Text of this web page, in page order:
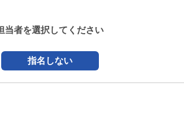
当者を選択してください
指名しない